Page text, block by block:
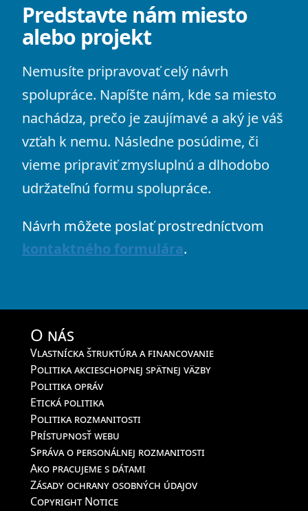
Predstavte nám miesto
alebo projekt
Nemusíte pripravovať celý návrh
spolupráce. Napíšte nám, kde sa miesto
nachádza, prečo je zaujímavé a aký je váš
vzťah k nemu. Následne posúdime, či
vieme pripraviť zmysluplnú a dlhodobo
udržateľnú formu spolupráce.
Návrh môžete poslať prostredníctvom
kontaktného formulára.
O nás
Vlastnícka štruktúra a financovanie
Politika akcieschopnej spätnej väzby
Politika opráv
Etická politika
Politika rozmanitosti
Prístupnosť webu
Správa o personálnej rozmanitosti
Ako pracujeme s dátami
Zásady ochrany osobných údajov
Copyright Notice